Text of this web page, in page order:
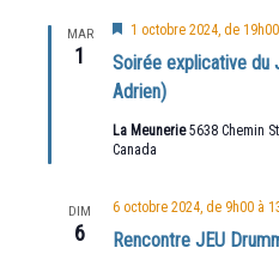
MAR
1
Soirée explicative du
Adrien)
Mis
avant
1 octobre 2024, de 19h00
La Meunerie5638 Chemin
Canada
DIM
6 Rencontre JEU
6 octobre 2024, de 9h00à